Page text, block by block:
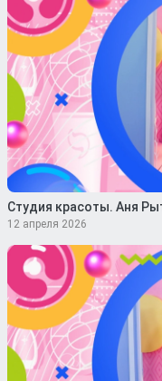
Студия красоты. Аня
12 апреля 2026